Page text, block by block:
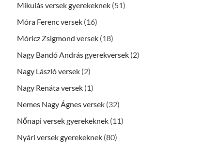
Mikulás versek gyerekeknek (51)
Móra Ferenc versek (16)
Móricz Zsigmond versek (18)
Nagy Bandó András gyerekversek (2)
Nagy László versek (2)
Nagy Renáta versek (1)
Nemes Nagy Ágnes versek (32)
Nőnapi versek gyerekeknek (11)
Nyári versek gyerekeknek (80)